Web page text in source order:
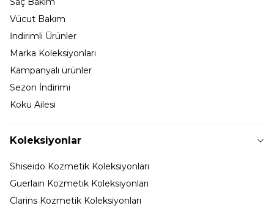
Vücut Bakım
İndirimli Ürünler
Marka Koleksiyonları
Kampanyalı ürünler
Sezon İndirimi
Koku Ailesi
Koleksiyonlar
Shiseido Kozmetik Koleksiyonları
Guerlain Kozmetik Koleksiyonları
Clarins Kozmetik Koleksiyonları